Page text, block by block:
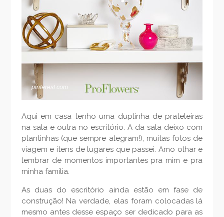
pinterest.com
Aqui em casa tenho uma duplinha de prateleiras
na sala e outra no escritório. A da sala deixo com
plantinhas (que sempre alegram!), muitas fotos de
viagem e itens de lugares que passei. Amo olhar e
lembrar de momentos importantes pra mim e pra
minha família.
As duas do escritório ainda estão em fase de
construção! Na verdade, elas foram colocadas lá
mesmo antes desse espaço ser dedicado para as